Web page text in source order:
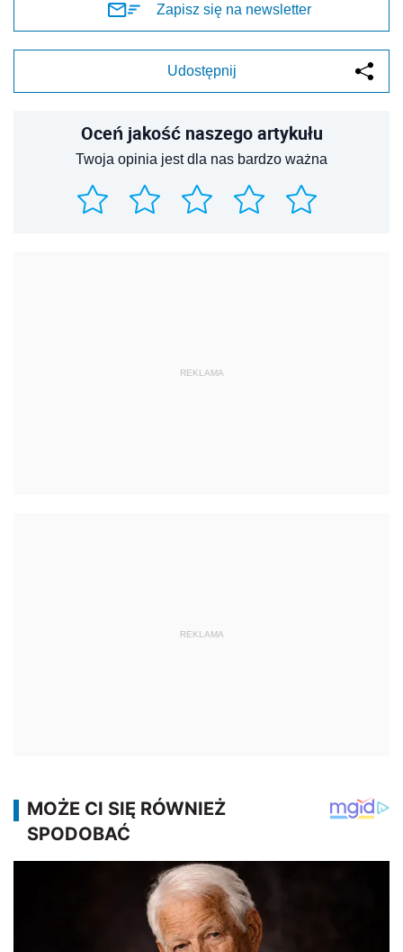
Zapisz się na newsletter
Udostępnij
Oceń jakość naszego artykułu
Twoja opinia jest dla nas bardzo ważna
REKLAMA
REKLAMA